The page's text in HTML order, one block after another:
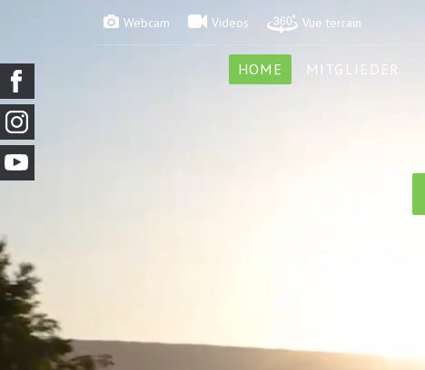
Webcam Videos Vue terrain
HOME MITGLIEDER